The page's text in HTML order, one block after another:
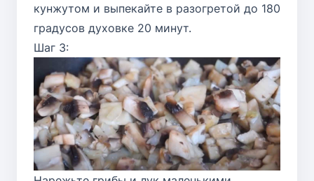
кунжутом и выпекайте в разогретой до 180
градусов духовке 20 минут.
Шаг 3: